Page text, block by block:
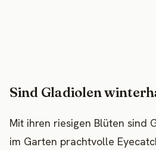
Sind Gladiolen
Mit ihren riesigen Blüten sind
im Garten prachtvolle